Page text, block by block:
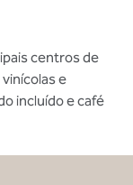
centros de
e
incluído e café